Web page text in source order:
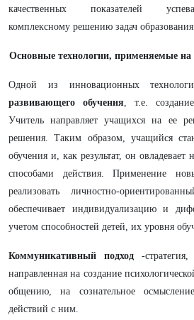
качественных показателей
комплексному решению задач
Основные технологии, применяемые на
Одной из инновационных
развивающего обучения, т.е.
Учитель направляет учащихся на ее
решения. Таким образом, учащийся
обучения и, как результат, он
способами действия. Применение
реализовать личностно-
обеспечивает индивидуализацию и
учетом способностей детей, их уровня
Коммуникативный подход -
направленная на создание
общению, на сознательное
действий с ним.